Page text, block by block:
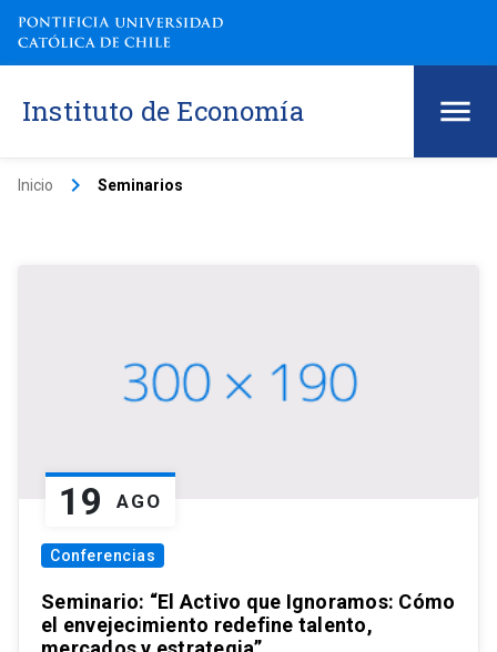
Instituto de Economía
Inicio keyboard_arrow_right Seminarios
19 AGO
Conferencias
Seminario: “El Activo que Ignoramos: Cómo
el envejecimiento redefine talento,